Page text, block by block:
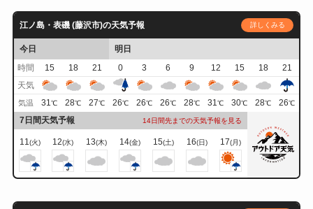
江ノ島・表磯 (藤沢市)の天気予報 詳しくみる
今日
明日
時間
15 18 21 0 3 6 9 12 15 18
21
天気
気温 31℃ 28℃ 27℃ 26℃ 26℃ 26℃ 28℃ 31℃ 30℃ 28℃ 26℃
7日間天気予報 14日間先までの天気予報を見る
11(火) 12(水) 13(木) 14(金) 15(土) 16(日) 17(月)